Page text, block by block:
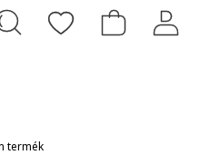
termék